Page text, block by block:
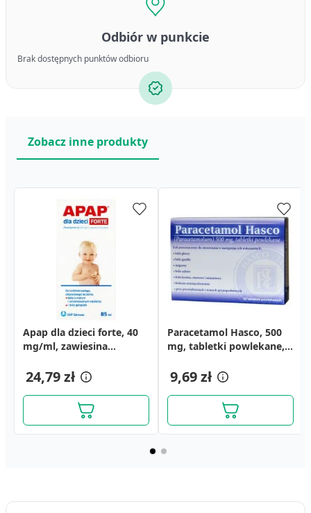
Odbiór w punkcie
Brak dostępnych punktów odbioru
Zobacz inne produkty
Apap dla dzieci forte, 40
mg/ml, zawiesina
24,79 zł
Paracetamol Hasco, 500
mg, tabletki powlekane,
9,69 zł